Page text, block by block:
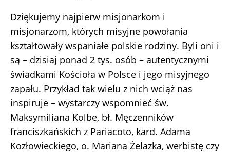
Dziękujemy najpierw misjonarkom i
misjonarzom, których misyjne powołania
kształtowały wspaniałe polskie rodziny. Byli oni i
są – dzisiaj ponad 2 tys. osób – autentycznymi
świadkami Kościoła w Polsce i jego misyjnego
zapału. Przykład tak wielu z nich wciąż nas
inspiruje – wystarczy wspomnieć św.
Maksymiliana Kolbe, bł. Męczenników
franciszkańskich z Pariacoto, kard. Adama
Kozłowieckiego, o. Mariana Żelazka, werbistę czy